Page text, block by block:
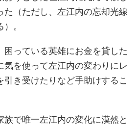
た（ただし、左江内の忘却光線
。
困っている英雄にお金を貸した
気を使って左江内の変わりにレ
引き受けたりなど手助けするこ
族で唯一左江内の変化に漠然と